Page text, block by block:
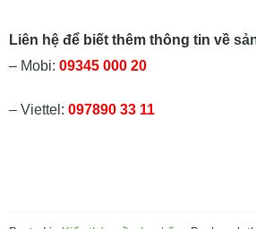
Liên hệ để biết thêm thông tin về
– Mobi: 09345 000 20
– Viettel: 097890 33 11